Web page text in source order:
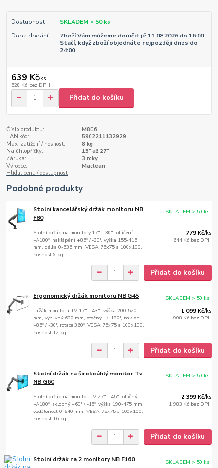
Dostupnost
SKLADEM > 50 ks
Doba dodání
Zboží Vám můžeme doručit již 11.08.2026 do 16:00.
Stačí, když zboží objednáte nejpozději dnes do
24:00
639 Kč/ks
528 Kč bez DPH
Přidat do košíku
Číslo produktu:
M8C6
EAN kód:
5902211132929
Max. zatížení / nosnost:
8 kg
Na úhlopříčky:
13" až 27"
Záruka:
3 roky
Výrobce:
Maclean
Hlídat cenu / dostupnost
Podobné produkty
Stolní kancelářský držák monitoru NB
F80
Stolní držák na monitory 17" - 30", otáčení
+/-180°, naklápění +85° / -30°, výška 155-415
mm, délka 0-535 mm, VESA 75x75 a 100x100,
nosnost 9 kg
779 Kč/ks
644 Kč bez DPH
SKLADEM > 50 ks
Přidat do košíku
Ergonomický držák monitoru NB G45
Držák monitoru TV 17" - 43", výška 200-520
mm, výsuvný 630 mm, otočný +/- 180°, náklon
+85° / -30°, rotace 360°, VESA 75x75 a 100x100,
nosnost 12 kg
1 099 Kč/ks
908 Kč bez DPH
SKLADEM > 50 ks
Přidat do košíku
Stolní držák na širokoúhlý monitor Tv
NB G60
Stolní držák na monitor TV 27" - 45", otočný
+/-180°, sklopný +60° / -15°, výška 190-475 mm,
vzdálenost 0-640 mm, VESA 75x75 a 100x100,
nosnost 16 kg
2 399 Kč/ks
1 983 Kč bez DPH
SKLADEM > 50 ks
Přidat do košíku
Stolní držák na 2 monitory NB F160 SKLADEM > 50 ks